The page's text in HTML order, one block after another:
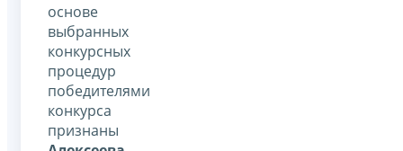
основе
выбранных
конкурсных
процедур
победителями
конкурса
признаны